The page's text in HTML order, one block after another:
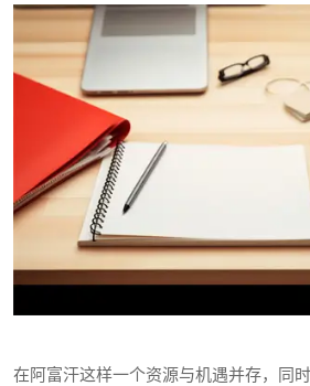
在阿富汗这样一个资源与机遇并存，同